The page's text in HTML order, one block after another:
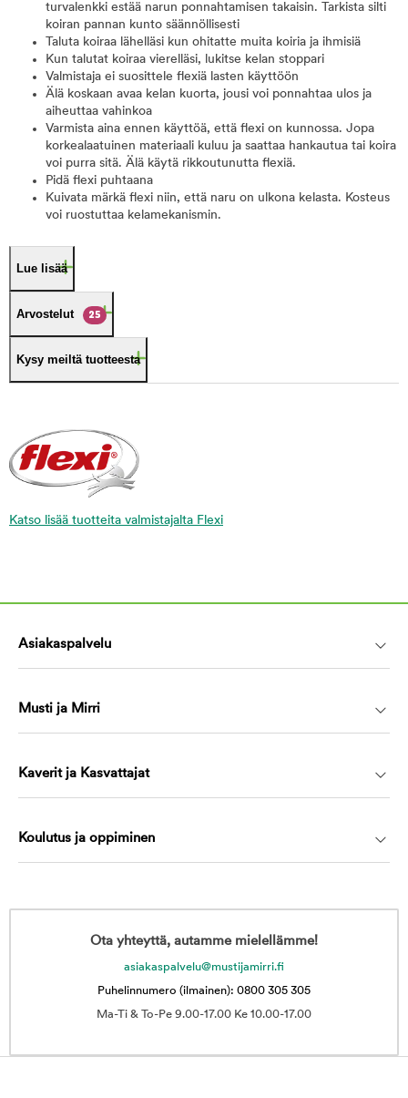
turvalenkki estää narun ponnahtamisen takaisin. Tarkista silti
koiran pannan kunto säännöllisesti
Taluta koiraa lähelläsi kun ohitatte muita koiria ja ihmisiä
Kun talutat koiraa vierelläsi, lukitse kelan stoppari
Valmistaja ei suosittele flexiä lasten käyttöön
Älä koskaan avaa kelan kuorta, jousi voi ponnahtaa ulos ja
aiheuttaa vahinkoa
Varmista aina ennen käyttöä, että flexi on kunnossa. Jopa
korkealaatuinen materiaali kuluu ja saattaa hankautua tai koira
voi purra sitä. Älä käytä rikkoutunutta flexiä.
Pidä flexi puhtaana
Kuivata märkä flexi niin, että naru on ulkona kelasta. Kosteus
voi ruostuttaa kelamekanismin.
Lue lisää
Arvostelut 25
Kysy meiltä tuotteesta
Katso lisää tuotteita valmistajalta Flexi
Asiakaspalvelu
Musti ja Mirri
Kaverit ja Kasvattajat
Koulutus ja oppiminen
Ota yhteyttä, autamme mielellämme!
asiakaspalvelu@mustijamirri.fi
Puhelinnumero (ilmainen): 0800 305 305
Ma-Ti & To-Pe 9.00-17.00 Ke 10.00-17.00